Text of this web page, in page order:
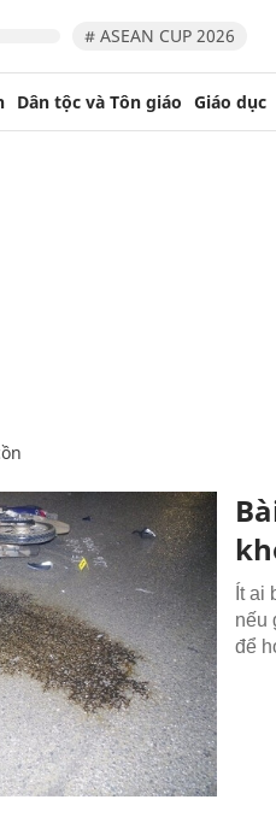
# ASEAN CUP 2026
Dân tộc và Tôn giáo Giáo dục
Ít ai
nếu
để